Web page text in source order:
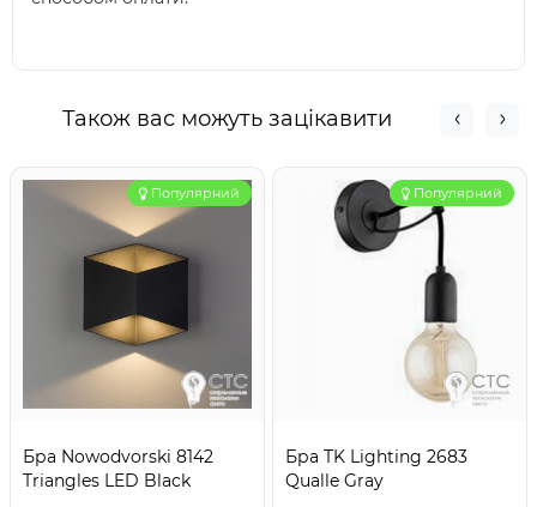
Також вас можуть зацікавити
Популярний
Бра Nowodvorski 8142
Triangles LED Black
Популярний
Бра TK Lighting 2683
Qualle Gray